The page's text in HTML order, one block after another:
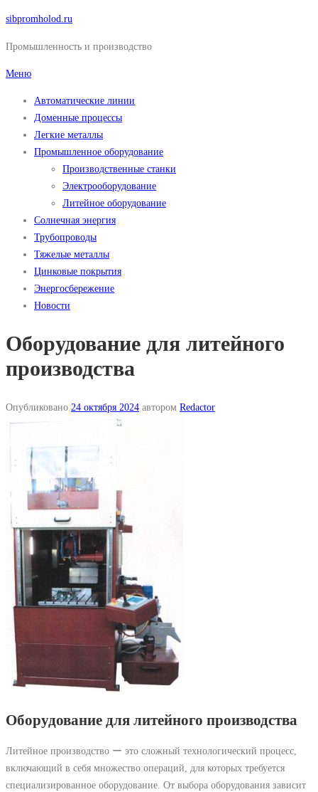
Перейти
содержимому
sibpromholod.ru
Промышленность и производство
Меню
Автоматические линии
Доменные процессы
Легкие металлы
Промышленное оборудование
Производственные станки
Электрооборудование
Литейное оборудование
Солнечная энергия
Трубопроводы
Тяжелые металлы
Цинковые покрытия
Энергосбережение
Новости
Оборудование для литейного
производства
Опубликовано 24 октября 2024 автором Redactor
Оборудование для литейного производства
Литейное производство ー это сложный технологический процесс,
включающий в себя множество операций, для которых требуется
специализированное оборудование. От выбора оборудования зависит